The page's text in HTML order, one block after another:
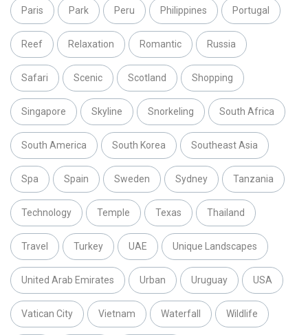
Paris Park Peru Philippines Portugal
Reef Relaxation Romantic Russia
Safari Scenic Scotland Shopping
Singapore Skyline Snorkeling South Africa
South America South Korea Southeast Asia
Spa Spain Sweden Sydney Tanzania
Technology Temple Texas Thailand
Travel Turkey UAE Unique Landscapes
United Arab Emirates Urban Uruguay USA
Vatican City Vietnam Waterfall Wildlife